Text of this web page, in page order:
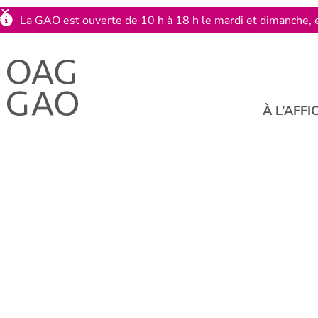
À
La GAO est ouverte de 10 h à 18 h le mardi et